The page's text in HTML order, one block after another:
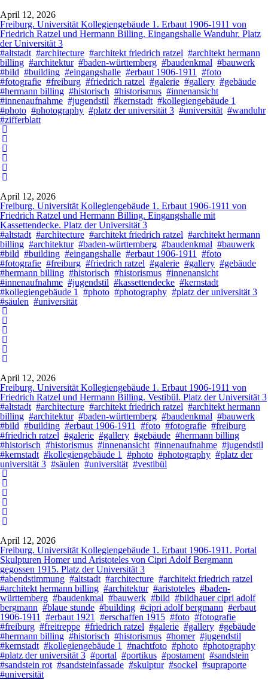
April 12, 2026
Freiburg. Universität Kollegiengebäude 1. Erbaut 1906-1911 von
Friedrich Ratzel und Hermann Billing. Eingangshalle Wanduhr. Platz
der Universität 3
#altstadt #architecture #architekt friedrich ratzel #architekt hermann
billing #architektur #baden-württemberg #baudenkmal #bauwerk
#bild #building #eingangshalle #erbaut 1906-1911
#foto
#fotografie #freiburg #friedrich ratzel #galerie #gallery #gebäude
#hermann billing #historisch #historismus #innenansicht
#innenaufnahme #jugendstil #kernstadt #kollegiengebäude 1
#photo #photography #platz der universität 3 #universität #wanduhr
#zifferblatt
April 12, 2026
Freiburg. Universität Kollegiengebäude 1. Erbaut 1906-1911 von
Friedrich Ratzel und Hermann Billing. Eingangshalle mit
Kassettendecke. Platz der Universität 3
#altstadt #architecture #architekt friedrich ratzel #architekt hermann
billing #architektur #baden-württemberg #baudenkmal #bauwerk
#bild #building #eingangshalle #erbaut 1906-1911
#foto
#fotografie #freiburg #friedrich ratzel #galerie #gallery #gebäude
#hermann billing #historisch #historismus #innenansicht
#innenaufnahme #jugendstil #kassettendecke #kernstadt
#kollegiengebäude 1
#photo #photography #platz der universität 3
#säulen #universität
April 12, 2026
Freiburg. Universität Kollegiengebäude 1. Erbaut 1906-1911 von
Friedrich Ratzel und Hermann Billing. Vestibül. Platz der Universität 3
#altstadt #architecture #architekt friedrich ratzel #architekt hermann
billing #architektur #baden-württemberg #baudenkmal #bauwerk
#bild #building #erbaut 1906-1911 #foto #fotografie #freiburg
#friedrich ratzel #galerie #gallery #gebäude #hermann billing
#historisch #historismus #innenansicht #innenaufnahme #jugendstil
#kernstadt #kollegiengebäude 1 #photo #photography #platz der
universität 3 #säulen #universität #vestibül
April 12, 2026
Freiburg. Universität Kollegiengebäude 1. Erbaut 1906-1911. Portal
Skulpturen Homer und Aristoteles von Cipri Adolf Bergmann
gegossen 1915. Platz der Universität 3
#abendstimmung #altstadt #architecture #architekt friedrich ratzel
#architekt hermann billing #architektur #aristoteles #baden-
württemberg #baudenkmal #bauwerk #bild #bildhauer cipri adolf
bergmann #blaue stunde #building #cipri adolf bergmann #erbaut
1906-1911
#erbaut 1921 #erschaffen 1915 #foto #fotografie
#freiburg #freitreppe #friedrich ratzel #galerie #gallery #gebäude
#hermann billing #historisch #historismus #homer #jugendstil
#kernstadt #kollegiengebäude 1 #nachtfoto #photo #photography
#platz der universität 3 #portal #portikus #postament #sandstein
#sandstein rot #sandsteinfassade #skulptur #sockel #supraporte
#universität